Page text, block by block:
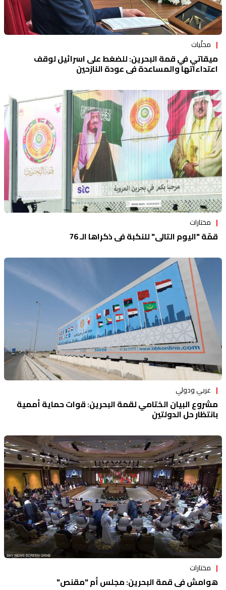
محلّيات
ميقاتي في قمة البحرين: للضغط على اسرائيل لوقف
اعتداءاتها والمساعدة في عودة النازحين
مختارات
قمّة "اليوم التالي" للنكبة في ذكراها الـ 76
عربي ودولي
مشروع البيان الختامي لقمة البحرين: قوات حماية أممية
بانتظار حل الدولتين
مختارات
هوامش في قمة البحرين: مجلس أم "مقنص"